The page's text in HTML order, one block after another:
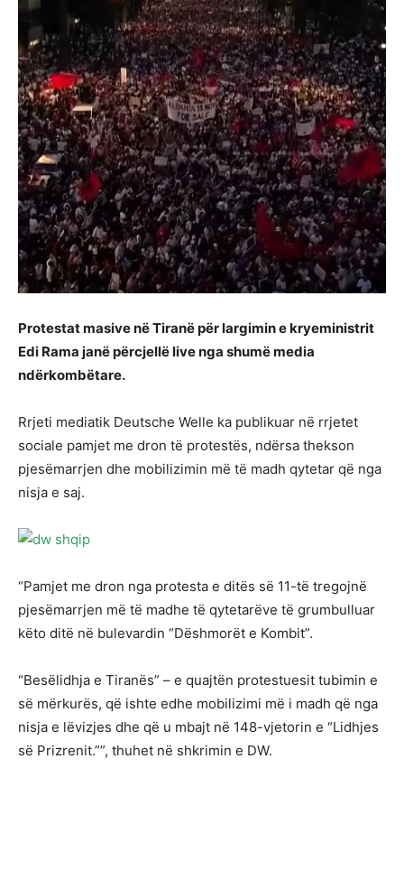
Protestat masive në Tiranë për largimin e kryeministrit
Edi Rama janë përcjellë live nga shumë media
ndërkombëtare.
Rrjeti mediatik Deutsche Welle ka publikuar në rrjetet
sociale pamjet me dron të protestës, ndërsa thekson
pjesëmarrjen dhe mobilizimin më të madh qytetar që nga
nisja e saj.
“Pamjet me dron nga protesta e ditës së 11-të tregojnë
pjesëmarrjen më të madhe të qytetarëve të grumbulluar
këto ditë në bulevardin “Dëshmorët e Kombit”.
“Besëlidhja e Tiranës” – e quajtën protestuesit tubimin e
së mërkurës, që ishte edhe mobilizimi më i madh që nga
nisja e lëvizjes dhe që u mbajt në 148-vjetorin e “Lidhjes
së Prizrenit.””, thuhet në shkrimin e DW.